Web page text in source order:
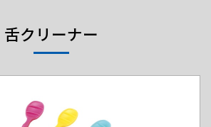
舌クリーナー